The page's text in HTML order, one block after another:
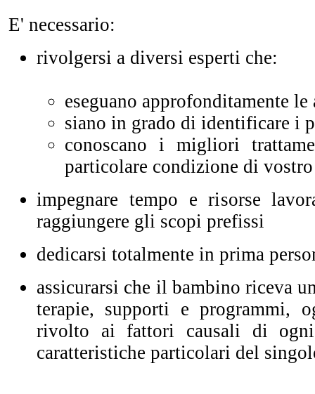
E' necessario:
rivolgersi a diversi esperti che:
eseguano approfonditamente
siano in grado di identificare i
conoscano i migliori
particolare condizione di
impegnare tempo e risorse
raggiungere gli scopi prefissi
dedicarsi totalmente in prima
assicurarsi che il bambino riceva
terapie, supporti e programmi,
rivolto ai fattori causali di
caratteristiche particolari del